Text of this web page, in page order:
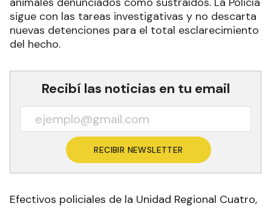
sigue con las tareas investigativas y no descarta
nuevas detenciones para el total esclarecimiento
del hecho.
Recibí las noticias en tu email
RECIBIR NEWSLETTER
Efectivos policiales de la Unidad Regional Cuatro,